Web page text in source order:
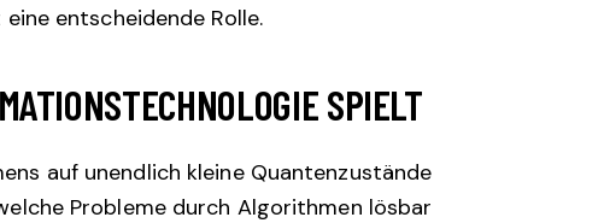
entscheidende Rolle.
SPIELT
auf unendlich kleine Quantenzustände
Probleme durch Algorithmen lösbar